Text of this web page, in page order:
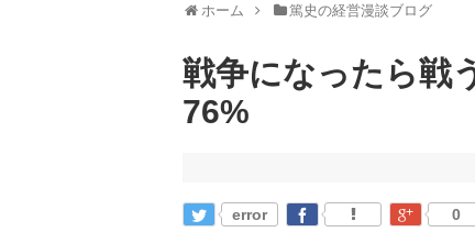
ホーム 篤史の経営漫談ブログ
戦争になったら戦
76%
error 0